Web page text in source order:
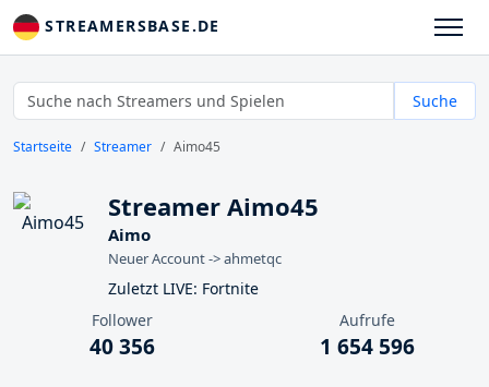
STREAMERSBASE.DE
Suche
Startseite Streamer Aimo45
Streamer Aimo45
Aimo
Neuer Account -> ahmetqc
Zuletzt LIVE: Fortnite
Follower
40 356
Aufrufe
1 654 596